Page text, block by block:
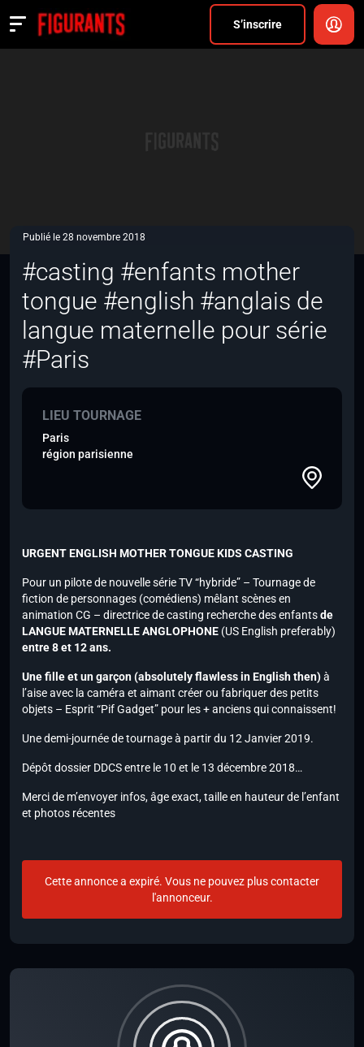
S’inscrire
Actualités
Publié le 28 novembre 2018
#casting #enfants mother
tongue #english #anglais de
langue maternelle pour série
#Paris
LIEU TOURNAGE
Paris
région parisienne
URGENT ENGLISH MOTHER TONGUE KIDS CASTING
Pour un pilote de nouvelle série TV “hybride” – Tournage de
fiction de personnages (comédiens) mêlant scènes en
animation CG – directrice de casting recherche des enfantsde
LANGUE MATERNELLE ANGLOPHONE (US English preferably)
entre 8 et 12 ans.
Une fille et un garçon (absolutely flawless in English then)à
l’aise avec la caméra et aimant créer ou fabriquer des petits
objets – Esprit “Pif Gadget” pour les + anciens qui connaissent!
Une demi-journée de tournage à partir du 12 Janvier 2019.
Dépôt dossier DDCS entre le 10 et le 13 décembre 2018…
Merci de m’envoyer infos, âge exact, taille en hauteur de l’enfant
et photos récentes
Cette annonce a expiré. Vous ne pouvez plus contacter
l'annonceur.